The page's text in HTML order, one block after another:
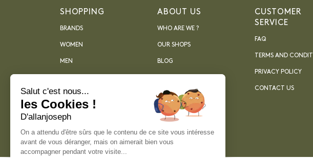
SHOPPING
BRANDS
WOMEN
MEN
ABOUT US
WHO ARE WE ?
OUR SHOPS
BLOG
CUSTOMER
SERVICE
FAQ
TERMS AND
PRIVACY POLICY
CONTACT US
Salut c'est nous...
les Cookies !
D'allanjoseph
On a attendu d'être sûrs que le contenu de ce site vous intéresse
avant de vous déranger, mais on aimerait bien vous
accompagner pendant votre visite...